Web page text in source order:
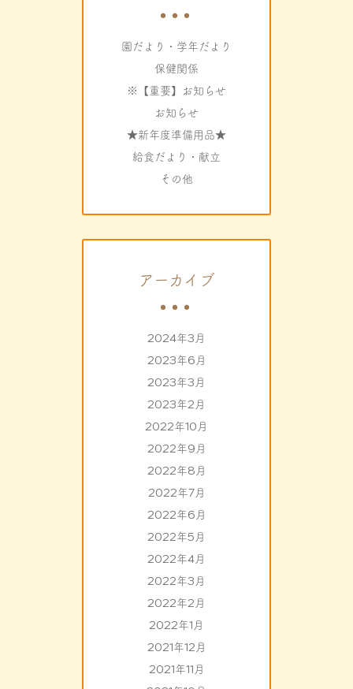
園だより・学年だより
保健関係
※【重要】お知らせ
お知らせ
★新年度準備用品★
給食だより・献立
その他
アーカイブ
2024年3月
2023年6月
2023年3月
2023年2月
2022年10月
2022年9月
2022年8月
2022年7月
2022年6月
2022年5月
2022年4月
2022年3月
2022年2月
2022年1月
2021年12月
2021年11月